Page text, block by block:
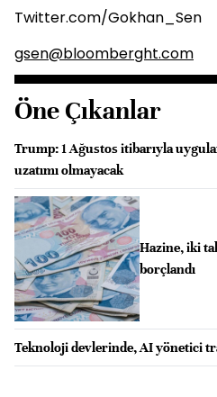
Twitter.com/Gokhan_Sen
gsen@bloomberght.com
Öne Çıkanlar
Trump: 1 Ağustos itibarıyla
uzatımı olmayacak
Hazine, iki
borçlandı
Teknoloji devlerinde, AI yönetici